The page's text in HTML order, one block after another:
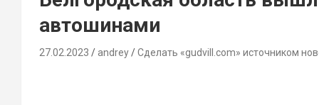
автошинами
27.02.2023 andrey Сделать «gudvill.com» источником